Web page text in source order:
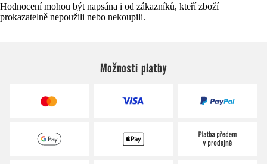
Hodnocení mohou být napsána i od zákazníků, kteří zboží
prokazatelně nepoužili nebo nekoupili.
Možnosti platby